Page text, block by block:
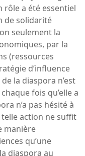
rôle a été essentiel
de solidarité
seulement la
par la
(ressources
d’influence
la diaspora n’est
fois qu’elle a
n’a pas hésité à
telle action ne suffit
manière
qu’une
diaspora au